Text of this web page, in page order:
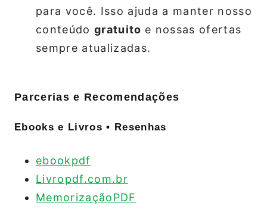
para você. Isso ajuda a manter nosso
conteúdo gratuito e nossas ofertas
sempre atualizadas.
Parcerias e Recomendações
Ebooks e Livros • Resenhas
ebookpdf
Livropdf.com.br
MemorizaçãoPDF